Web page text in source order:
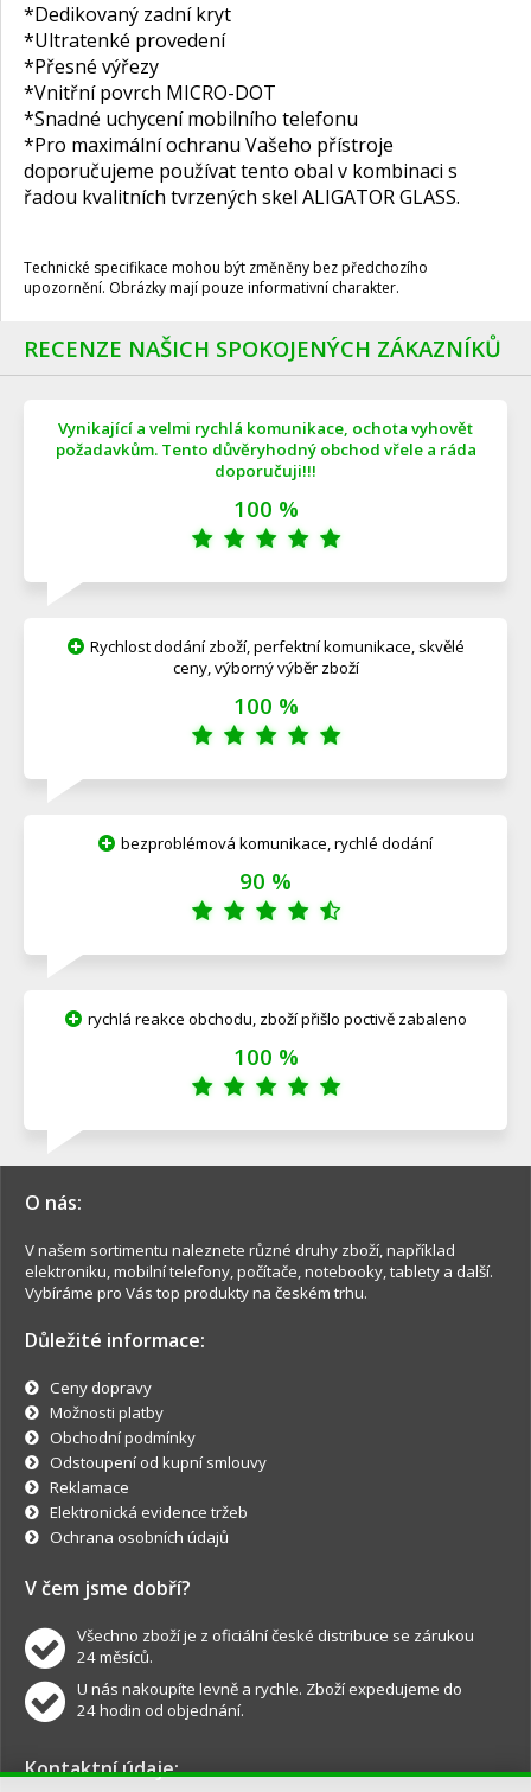
*Dedikovaný zadní kryt
*Ultratenké provedení
*Přesné výřezy
*Vnitřní povrch MICRO-DOT
*Snadné uchycení mobilního telefonu
*Pro maximální ochranu Vašeho přístroje
doporučujeme používat tento obal v kombinaci s
řadou kvalitních tvrzených skel ALIGATOR GLASS.
Technické specifikace mohou být změněny bez předchozího
upozornění. Obrázky mají pouze informativní charakter.
RECENZE NAŠICH SPOKOJENÝCH ZÁKAZNÍKŮ
Vynikající a velmi rychlá komunikace, ochota vyhovět
požadavkům. Tento důvěryhodný obchod vřele a ráda
doporučuji!!!
100 %
Rychlost dodání zboží, perfektní komunikace, skvělé
ceny, výborný výběr zboží
100 %
bezproblémová komunikace, rychlé dodání
90 %
rychlá reakce obchodu, zboží přišlo poctivě zabaleno
100 %
O nás:
V našem sortimentu naleznete různé druhy zboží, například
elektroniku, mobilní telefony, počítače, notebooky, tablety a další.
Vybíráme pro Vás top produkty na českém trhu.
Důležité informace:
Ceny dopravy
Možnosti platby
Obchodní podmínky
Odstoupení od kupní smlouvy
Reklamace
Elektronická evidence tržeb
Ochrana osobních údajů
V čem jsme dobří?
Všechno zboží je z oficiální české distribuce se zárukou
24 měsíců.
U nás nakoupíte levně a rychle. Zboží expedujeme do
24 hodin od objednání.
Kontaktní údaje: